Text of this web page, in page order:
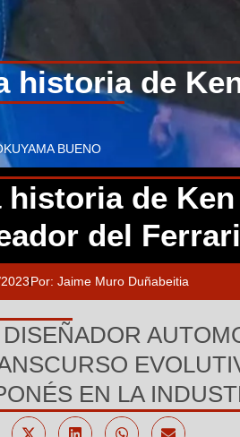
historia de
BUENO
historia de
del
Por: Jaime Muro Duñabeitia
EN LA